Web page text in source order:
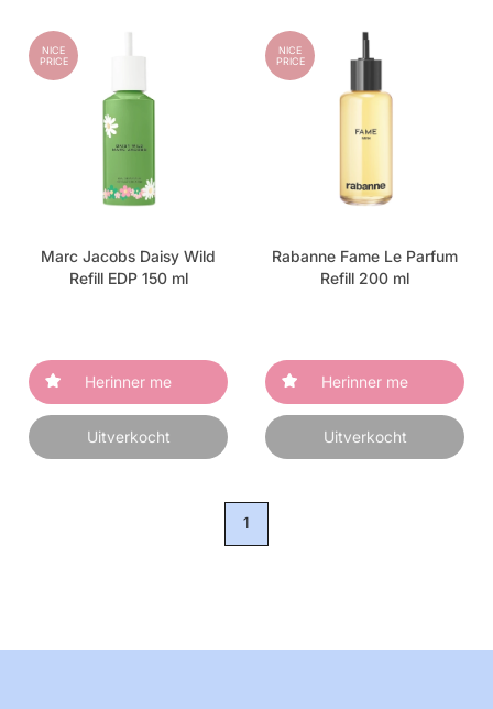
NICE
PRICE
Marc Jacobs Daisy Wild
Refill EDP 150 ml
Herinner me
Uitverkocht
NICE
PRICE
Rabanne Fame Le Parfum
Refill 200 ml
Herinner me
Uitverkocht
1